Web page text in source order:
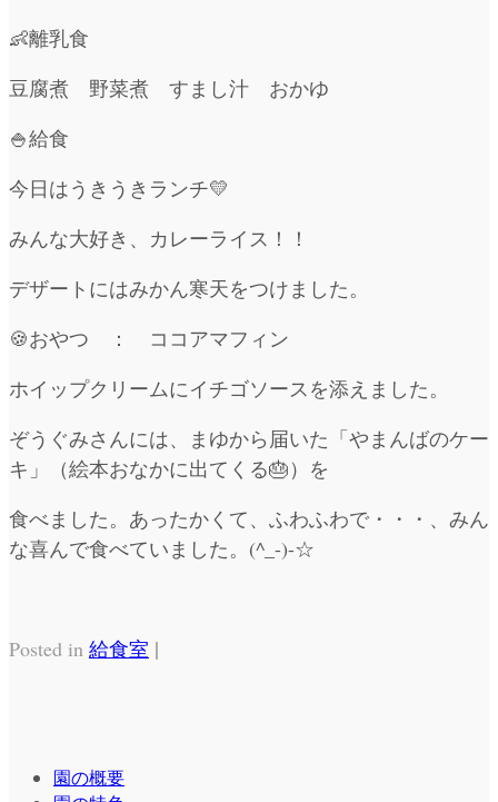
👶離乳食
豆腐煮 野菜煮 すまし汁 おかゆ
🍚給食
今日はうきうきランチ💛
みんな大好き、カレーライス！！
デザートにはみかん寒天をつけました。
🍪おやつ ： ココアマフィン
ホイップクリームにイチゴソースを添えました。
ぞうぐみさんには、まゆから届いた「やまんばのケー
キ」（絵本おなかに出てくる🎂）を
食べました。あったかくて、ふわふわで・・・、みん
な喜んで食べていました。(^_-)-☆
Posted in 給食室 |
園の概要